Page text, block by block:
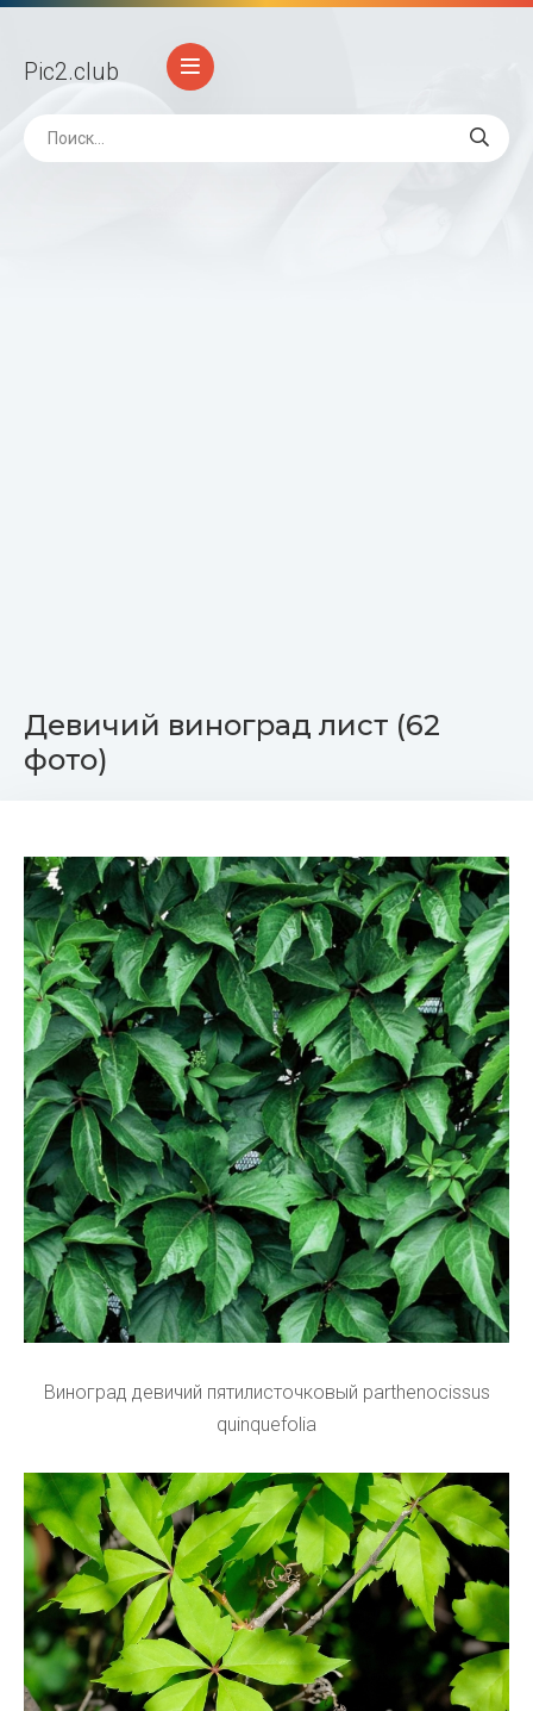
Pic2.club
Девичий виноград лист (62
фото)
Виноград девичий пятилисточковый parthenocissus
quinquefolia